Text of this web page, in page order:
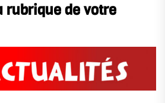
rubrique de votre